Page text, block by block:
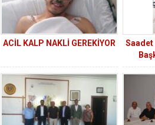
ACİL KALP NAKLİ GEREKİYOR